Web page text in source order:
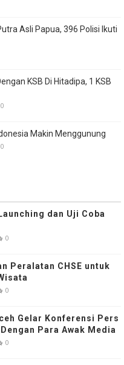
Asli Papua, 396 Polisi Ikuti
KSB Di Hitadipa, 1 KSB
0
Makin Menggunung
0
dan Uji Coba
0
Peralatan CHSE untuk
0
Gelar Konferensi Pers
Para Awak Media
0